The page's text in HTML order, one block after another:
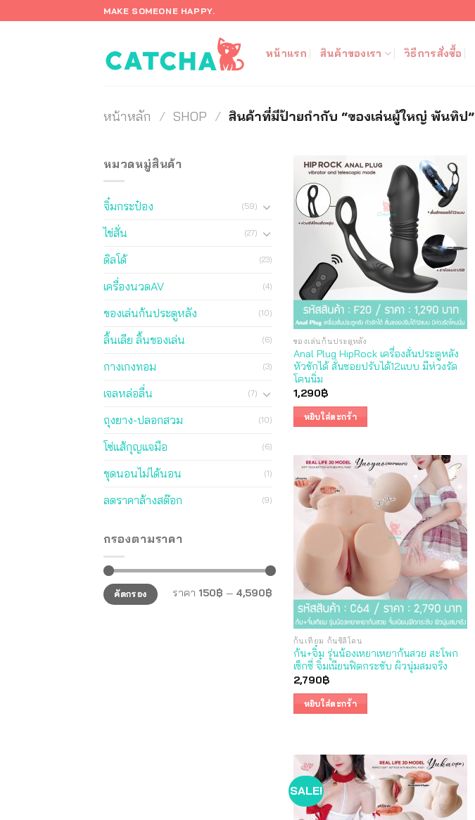
ไป
MAKE SOMEONE HAPPY.
หน้าแรก สินค้าของเรา วิธีการสั่งซื้อ
หน้าหลัก / SHOP / สินค้าที่มีป้ายกำกับ “ของเล่นผู้ใหญ่ พันทิป”
หมวดหมู่สินค้า
จิ๋มกระป๋อง (59)
ไข่สั่น (27)
ดิลโด้ (23)
เครื่องนวดAV (4)
ของเล่นก้นประตูหลัง (10)
ลิ้นเลีย ลิ้นของเล่น (6)
กางเกงทอม (3)
เจลหล่อลื่น (7)
ถุงยาง-ปลอกสวม (10)
โซ่แส้กุญแจมือ (6)
ชุดนอนไม่ได้นอน (1)
ลดราคาล้างสต๊อก (9)
กรองตามราคา
ราคา
ต่ำ
สุด
ราคา
สูงสุดคัดกรอง ราคา 150฿ — 4,590฿
ของเล่นก้นประตูหลัง
Anal Plug HipRock เครื่องสั่นประตูหลัง
หัวชักได้ สั่นซอยปรับได้12แบบ มีห่วงรัด
โคนนิ่ม
1,290฿
หยิบใส่ตะกร้า
ก้นเทียม ก้นซิลิโคน
ก้น+จิ๋ม รุ่นน้องเหยาเหยาก้นสวย สะโพก
เซ็กซี่ จิ๋มเนียนฟิตกระชับ ผิวนุ่มสมจริง
2,790฿
หยิบใส่ตะกร้า
SALE!